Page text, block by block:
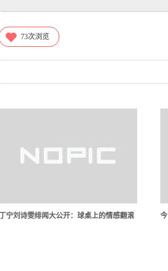
73次浏览
丁宁刘诗雯绯闻大公开：球桌上的情感翻滚